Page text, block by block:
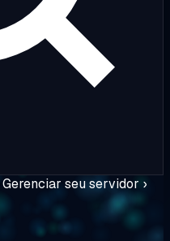
Gerenciar seu servidor ›